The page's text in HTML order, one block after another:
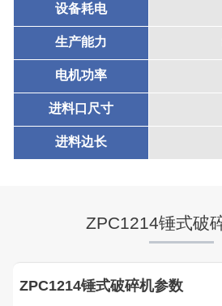
设备耗电
生产能力
电机功率
进料口尺寸
进料边长
ZPC1214锤式破
ZPC1214锤式破碎机参数